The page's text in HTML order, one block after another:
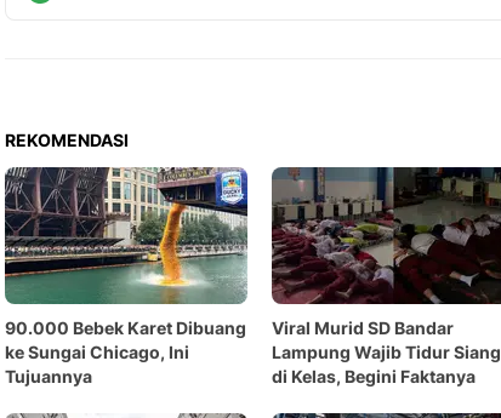
REKOMENDASI
90.000 Bebek Karet Dibuang
ke Sungai Chicago, Ini
Tujuannya
Viral Murid SD Bandar
Lampung Wajib Tidur Siang
di Kelas, Begini Faktanya